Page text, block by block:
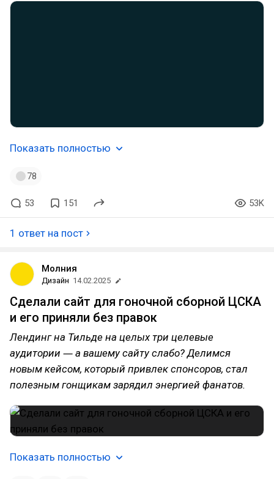
Показать полностью
78
53 151 53K
1 ответ на пост
Молния
Дизайн 14.02.2025
Сделали сайт для гоночной сборной ЦСКА
и его приняли без правок
Лендинг на Тильде на целых три целевые
аудитории ― а вашему сайту слабо? Делимся
новым кейсом, который привлек спонсоров, стал
полезным гонщикам зарядил энергией фанатов.
Показать полностью